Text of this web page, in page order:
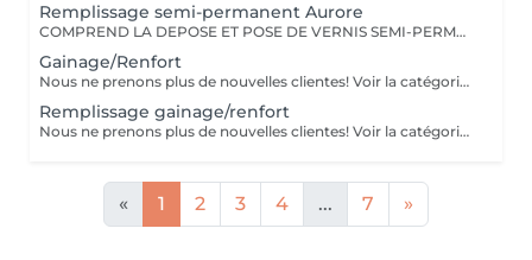
Remplissage semi-permanent Aurore
COMPREND LA DEPOSE ET POSE DE VERNIS SEMI-PERMANENT Pour les décos supplémentaires n'oubliez pas d'aller dans la rubrique nail art
Gainage/Renfort
Nous ne prenons plus de nouvelles clientes! Voir la catégorie avec Aurore
Remplissage gainage/renfort
Nous ne prenons plus de nouvelles clientes! Voir la catégorie avec Aurore
« 1 2 3 4 ... 7 »